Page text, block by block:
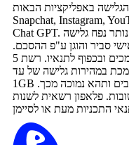
הגלישה באפליקציות הבאות: Telegram, Facebook, Waze,
Snapchat, Instagram,
Chat GPT. הגלישה החופשית באפליקציות כל עוד נותר נפח גלישה
סביר והוגן ע"פ ההסכם.
במכשירים תומכים ובכפוף לתנאיו. רשת 5G מאפשרת קצב נתונים
במהירות גלישה של עד
1GB אך בפועל המהירות מושפעת מגורמים רבים ותהא נמוכה מכך.
פלאפון רשאית לשנות